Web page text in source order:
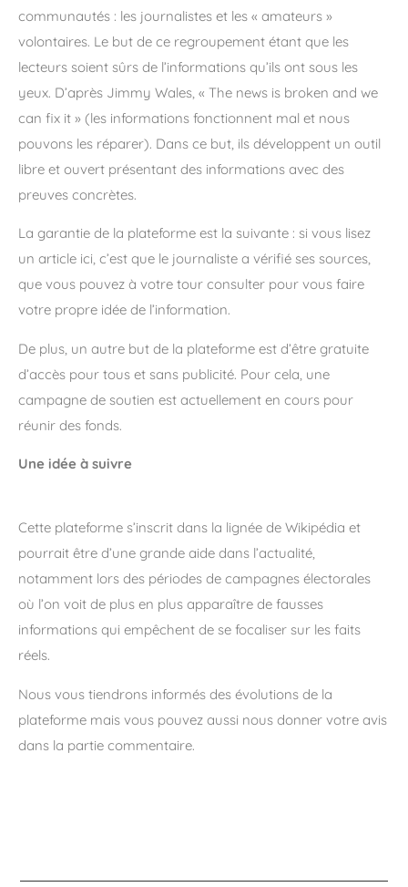
communautés : les journalistes et les « amateurs »
volontaires. Le but de ce regroupement étant que les
lecteurs soient sûrs de l’informations qu’ils ont sous les
yeux. D’après Jimmy Wales, « The news is broken and we
can fix it » (les informations fonctionnent mal et nous
pouvons les réparer). Dans ce but, ils développent un outil
libre et ouvert présentant des informations avec des
preuves concrètes.
La garantie de la plateforme est la suivante : si vous lisez
un article ici, c’est que le journaliste a vérifié ses sources,
que vous pouvez à votre tour consulter pour vous faire
votre propre idée de l’information.
De plus, un autre but de la plateforme est d’être gratuite
d’accès pour tous et sans publicité. Pour cela, une
campagne de soutien est actuellement en cours pour
réunir des fonds.
Une idée à suivre
Cette plateforme s’inscrit dans la lignée de Wikipédia et
pourrait être d’une grande aide dans l’actualité,
notamment lors des périodes de campagnes électorales
où l’on voit de plus en plus apparaître de fausses
informations qui empêchent de se focaliser sur les faits
réels.
Nous vous tiendrons informés des évolutions de la
plateforme mais vous pouvez aussi nous donner votre avis
dans la partie commentaire.